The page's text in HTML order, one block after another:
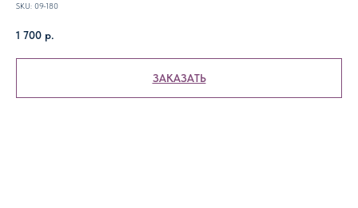
SKU: 09-180
1 700 р.
ЗАКАЗАТЬ